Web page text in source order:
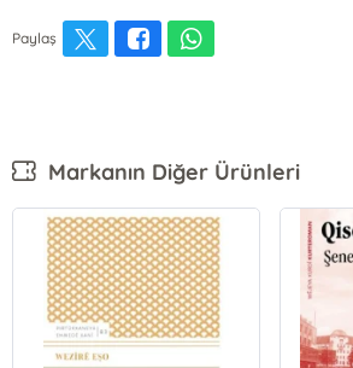
Paylaş
Markanın Diğer Ürünleri